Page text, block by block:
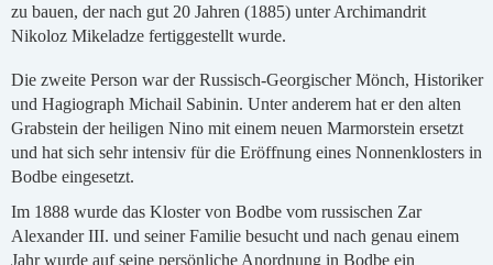
zu bauen, der nach gut 20 Jahren (1885) unter Archimandrit
Nikoloz Mikeladze fertiggestellt wurde.
Die zweite Person war der Russisch-Georgischer Mönch, Historiker
und Hagiograph Michail Sabinin. Unter anderem hat er den alten
Grabstein der heiligen Nino mit einem neuen Marmorstein ersetzt
und hat sich sehr intensiv für die Eröffnung eines Nonnenklosters in
Bodbe eingesetzt.
Im 1888 wurde das Kloster von Bodbe vom russischen Zar
Alexander III. und seiner Familie besucht und nach genau einem
Jahr wurde auf seine persönliche Anordnung in Bodbe ein